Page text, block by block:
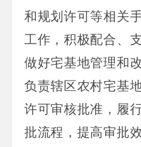
和规划许可等相关
工作，积极配合、
做好宅基地管理和
负责辖区农村宅基
许可审核批准，履
批流程，提高审批